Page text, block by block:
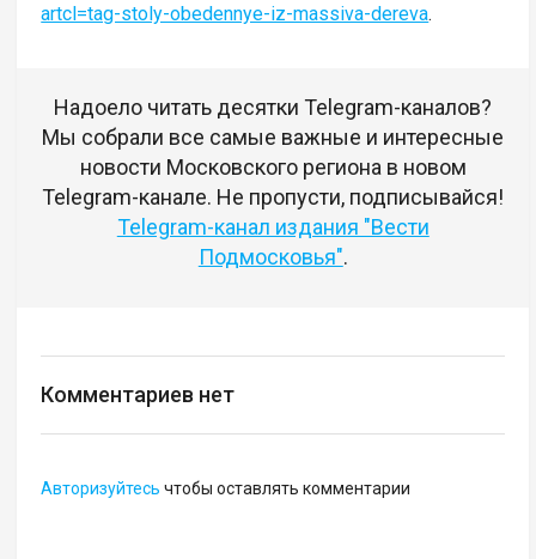
artcl=tag-stoly-obedennye-iz-massiva-dereva.
Надоело читать десятки Telegram-каналов?
Мы собрали все самые важные и интересные
новости Московского региона в новом
Telegram-канале. Не пропусти, подписывайся!
Telegram-канал издания "Вести
Подмосковья".
Комментариев нет
Авторизуйтесь чтобы оставлять комментарии